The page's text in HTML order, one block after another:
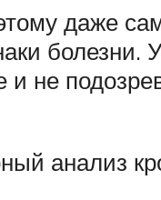
даже
болезни.
не
анализ